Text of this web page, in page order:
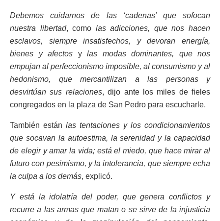
Debemos cuidarnos de las ‘cadenas’ que sofocan
nuestra libertad, como las adicciones, que nos hacen
esclavos, siempre insatisfechos, y devoran energía,
bienes y afectos y las modas dominantes, que nos
empujan al perfeccionismo imposible, al consumismo y al
hedonismo, que mercantilizan a las personas y
desvirtúan sus relaciones, dijo ante los miles de fieles
congregados en la plaza de San Pedro para escucharle.
También están las tentaciones y los condicionamientos
que socavan la autoestima, la serenidad y la capacidad
de elegir y amar la vida; está el miedo, que hace mirar al
futuro con pesimismo, y la intolerancia, que siempre echa
la culpa a los demás, explicó.
Y está la idolatría del poder, que genera conflictos y
recurre a las armas que matan o se sirve de la injusticia